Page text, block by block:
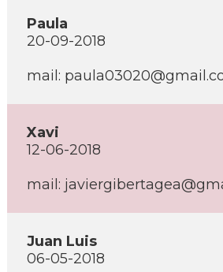
Paula
20-09-2018
mail:
Xavi
12-06-2018
mail:
Juan Luis
06-05-2018